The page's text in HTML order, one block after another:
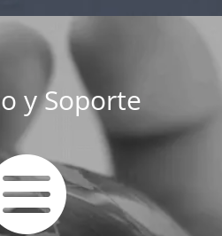
y Soporte